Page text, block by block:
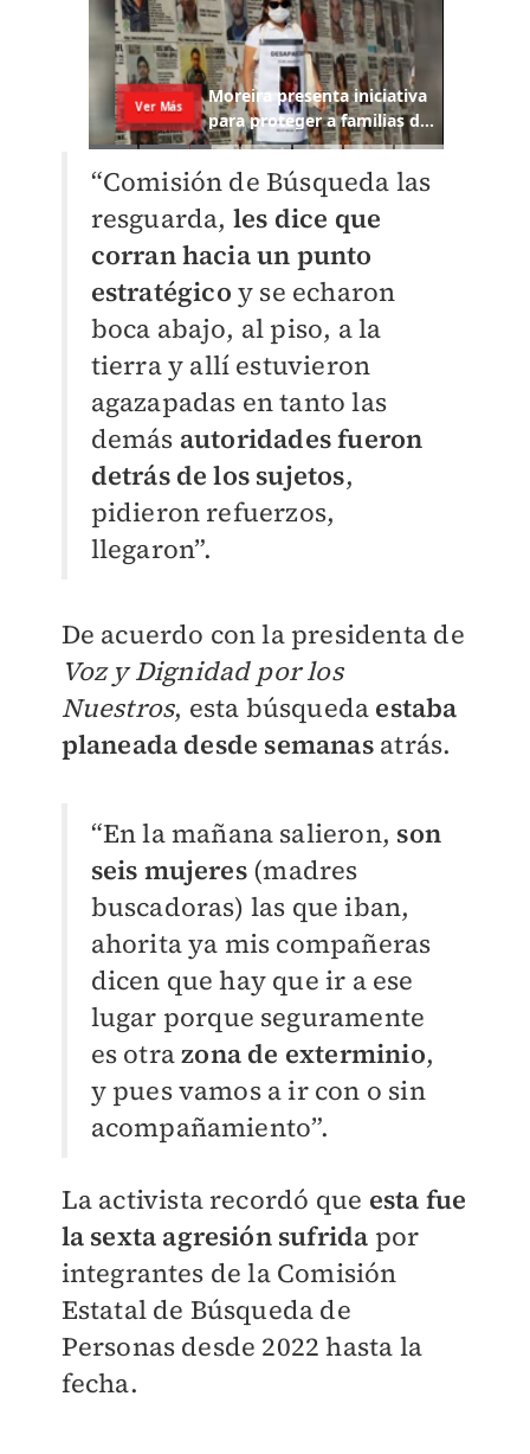
“Comisión de Búsqueda las
resguarda, les dice que
corran hacia un punto
estratégico y se echaron
boca abajo, al piso, a la
tierra y allí estuvieron
agazapadas en tanto las
demás autoridades fueron
detrás de los sujetos,
pidieron refuerzos,
llegaron”.
De acuerdo con la presidenta de
Voz y Dignidad por los
Nuestros, esta búsqueda estaba
planeada desde semanas atrás.
“En la mañana salieron, son
seis mujeres(madres
buscadoras) las que iban,
ahorita ya mis compañeras
dicen que hay que ir a ese
lugar porque seguramente
es otrazona de exterminio,
y pues vamos a ir con o sin
acompañamiento”.
La activista recordó que esta fue
la sexta agresión sufrida por
integrantes de la Comisión
Estatal de Búsqueda de
Personas desde 2022 hasta la
fecha.